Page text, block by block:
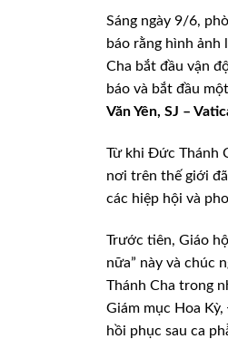
Sáng ngày 9/6,
báo rằng hình ảnh
Cha bắt đầu vận
báo và bắt đầu
Văn Yên, SJ –
Từ khi Đức Thánh
nơi trên thế giới
các hiệp hội và
Trước tiên, Giáo
nữa” này và chúc
Thánh Cha trong
Giám mục Hoa
hồi phục sau ca